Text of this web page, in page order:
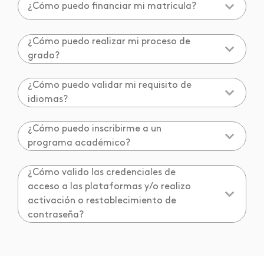
¿Cómo puedo financiar mi matrícula?
¿Cómo puedo realizar mi proceso de
grado?
¿Cómo puedo validar mi requisito de
idiomas?
¿Cómo puedo inscribirme a un
programa académico?
¿Cómo valido las credenciales de
acceso a las plataformas y/o realizo
activación o restablecimiento de
contraseña?